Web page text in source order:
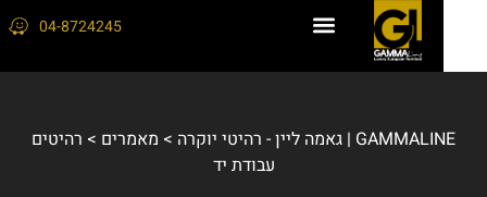
04-8724245
GAMMALINE | גאמה ליין - רהיטי יוקרה >מאמרים>רהיטים
עבודת יד